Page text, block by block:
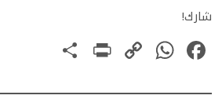
بعيد. عندما لمحني، أنزل
وجهه في المستوعب. صار
كلُّهُ ظهرًا! احترمتُ إرادته،
وأدرتُ له ظهري! لا أعرف ما
شارك!
Facebook
WhatsApp
Copy